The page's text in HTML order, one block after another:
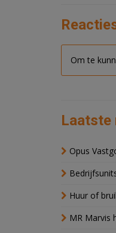
Om te
Laatste
Opus
Huur of
MR Marvis